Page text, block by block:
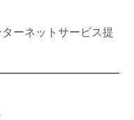
ーネットサービス提